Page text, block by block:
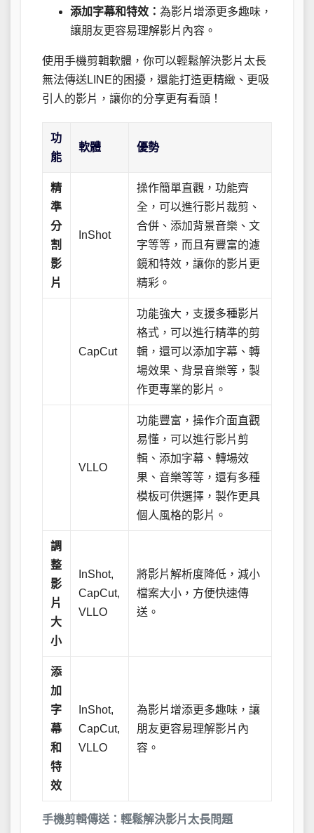
添加字幕和特效： 為影片增添更多趣味，
讓朋友更容易理解影片內容。
使用手機剪輯軟體，你可以輕鬆解決影片太長
無法傳送LINE的困擾，還能打造更精緻、更吸
引人的影片，讓你的分享更有看頭！
手機剪輯傳送：輕鬆解決影片太長問題
功
能
軟體 優勢
精
準
分
割
影
片
InShot
操作簡單直觀，功能齊
全，可以進行影片裁剪、
合併、添加背景音樂、文
字等等，而且有豐富的濾
鏡和特效，讓你的影片更
精彩。
CapCut
功能強大，支援多種影片
格式，可以進行精準的剪
輯，還可以添加字幕、轉
場效果、背景音樂等，製
作更專業的影片。
VLLO
功能豐富，操作介面直觀
易懂，可以進行影片剪
輯、添加字幕、轉場效
果、音樂等等，還有多種
模板可供選擇，製作更具
個人風格的影片。
調
整
影
片
大
小
InShot,
CapCut,
VLLO
將影片解析度降低，減小
檔案大小，方便快速傳
送。
添
加
字
幕
和
特
效
InShot,
CapCut,
VLLO
為影片增添更多趣味，讓
朋友更容易理解影片內
容。